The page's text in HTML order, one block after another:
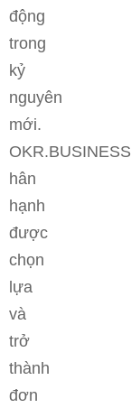
động
trong
kỷ
nguyên
mới.
OKR.BUSINESS
hân
hạnh
được
chọn
lựa
và
trở
thành
đơn